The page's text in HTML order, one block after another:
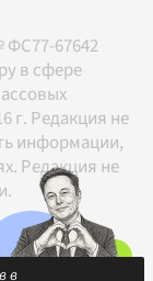
ФС77-67642
в сфере
г. Редакция не
информации,
Редакция не
с
в